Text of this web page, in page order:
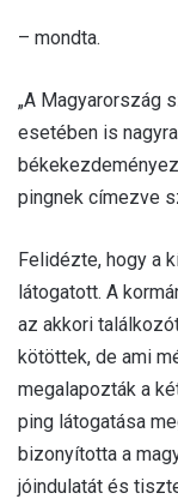
– mondta.
„A Magyarország
esetében is
pingnek címezve
Felidézte, hogy a
látogatott. A
az akkori
kötöttek, de ami
megalapozták a
ping látogatása
bizonyította a
jóindulatát és